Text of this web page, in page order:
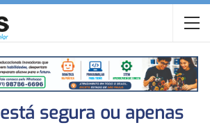
segura ou apenas